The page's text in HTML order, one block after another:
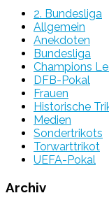
2. Bundesliga
Allgemein
Anekdoten
Bundesliga
Champions
DFB-Pokal
Frauen
Historische
Medien
Sondertrikots
Torwarttrikot
UEFA-Pokal
Archiv